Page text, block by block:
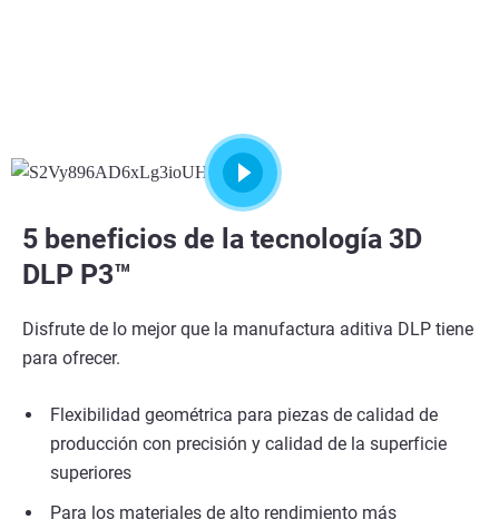
5 beneficios de la tecnología 3D
DLP P3™
Disfrute de lo mejor que la manufactura aditiva DLP tiene
para ofrecer.
Flexibilidad geométrica para piezas de calidad de
producción con precisión y calidad de la superficie
superiores
Para los materiales de alto rendimiento más